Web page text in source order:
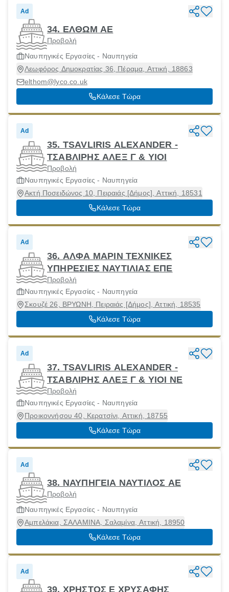
Ad
34. ΕΛΘΩΜ ΑΕ
Προβολή
Ναυπηγικές Εργασίες - Ναυπηγεία
Λεωφόρος Δημοκρατίας 36, Πέραμα, Αττική, 18863
elthom@lyco.co.uk
Κάλεσε Τώρα
Ad
35. TSAVLIRIS ALEXANDER -
ΤΣΑΒΛΙΡΗΣ ΑΛΕΞ Γ & ΥΙΟΙ
Προβολή
Ναυπηγικές Εργασίες - Ναυπηγεία
Ακτή Ποσειδώνος 10, Πειραιάς [Δήμος], Αττική, 18531
Κάλεσε Τώρα
Ad
36. ΑΛΦΑ ΜΑΡΙΝ ΤΕΧΝΙΚΕΣ
ΥΠΗΡΕΣΙΕΣ ΝΑΥΤΙΛΙΑΣ ΕΠΕ
Προβολή
Ναυπηγικές Εργασίες - Ναυπηγεία
Σκουζέ 26, ΒΡΥΩΝΗ, Πειραιάς [Δήμος], Αττική, 18535
Κάλεσε Τώρα
Ad
37. TSAVLIRIS ALEXANDER -
ΤΣΑΒΛΙΡΗΣ ΑΛΕΞ Γ & ΥΙΟΙ ΝΕ
Προβολή
Ναυπηγικές Εργασίες - Ναυπηγεία
Προικοννήσου 40, Κερατσίνι, Αττική, 18755
Κάλεσε Τώρα
Ad
38. ΝΑΥΠΗΓΕΙΑ ΝΑΥΤΙΛΟΣ ΑΕ
Προβολή
Ναυπηγικές Εργασίες - Ναυπηγεία
Αμπελάκια, ΣΑΛΑΜΙΝΑ, Σαλαμίνα, Αττική, 18950
Κάλεσε Τώρα
Ad
39. ΧΡΗΣΤΟΣ Ε ΧΡΥΣΑΦΗΣ